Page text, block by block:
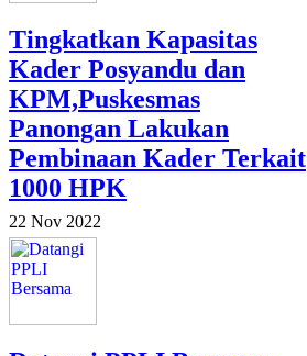
Tingkatkan Kapasitas
Kader Posyandu dan
KPM,Puskesmas
Panongan Lakukan
Pembinaan Kader Terkait
1000 HPK
22 Nov 2022